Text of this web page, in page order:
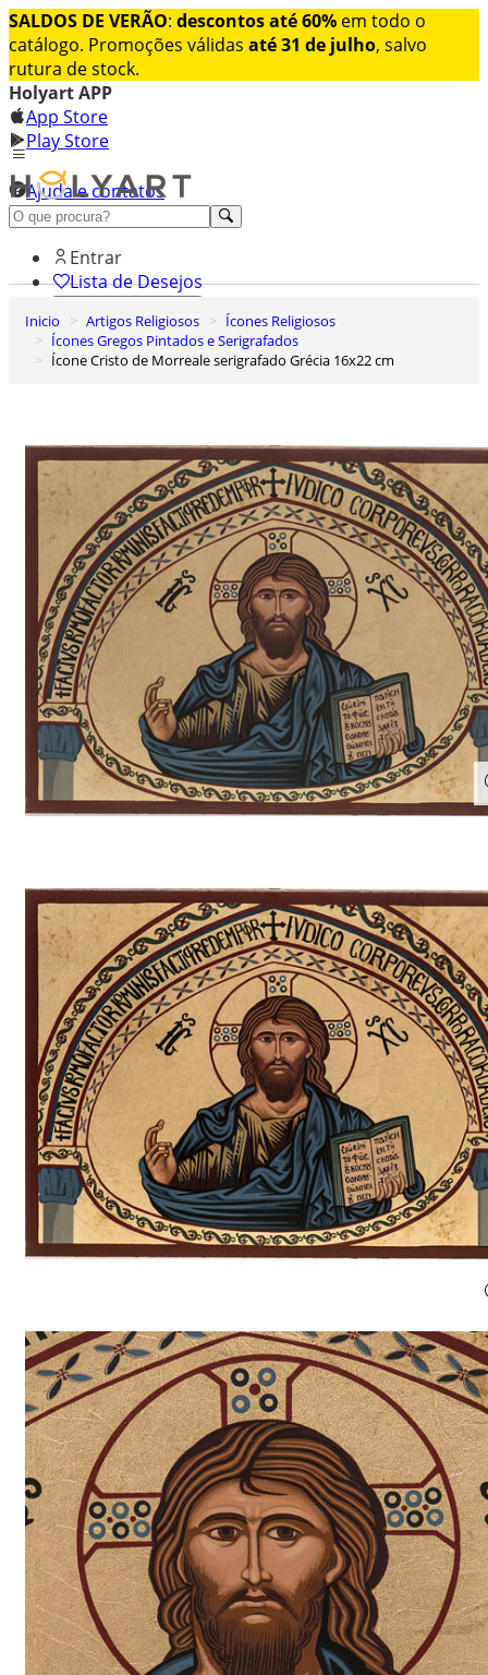
SALDOS DE VERÃO: descontos até 60% em todo o
catálogo. Promoções válidas até 31 de julho, salvo
rutura de stock.
Holyart APP
App Store
Play Store
Ajuda e contatos
Conheça premium
Entrar
Lista de Desejos
0
Carrinho de Compras
Inicio Artigos Religiosos
Ícones Religiosos
Ícones Gregos Pintados e Serigrafados
Ícone Cristo de Morreale serigrafado Grécia 16x22 cm